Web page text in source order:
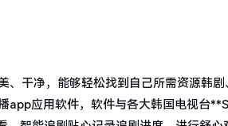
干净，能够轻松找到自己所需资源韩剧
app应用软件，软件与各大韩国电视台